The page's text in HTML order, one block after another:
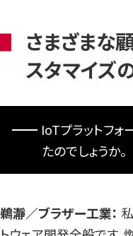
さまざまな
スタマイズ
IoTプラットフ
たのでしょうか。
鵜瀞／ブラザー工業：